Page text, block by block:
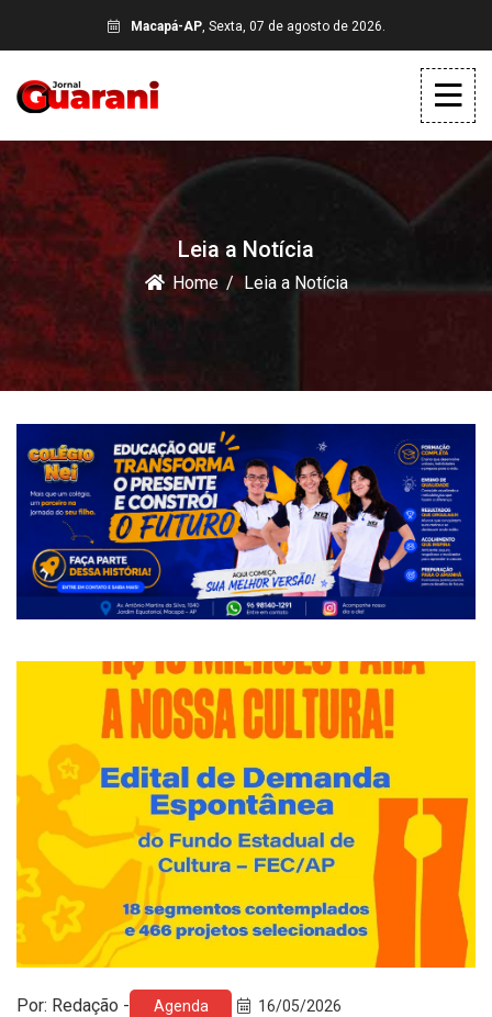
Macapá-AP, Sexta, 07 de agosto de 2026.
Leia a Notícia
Home Leia a Notícia
Por: Redação - Agenda 16/05/2026